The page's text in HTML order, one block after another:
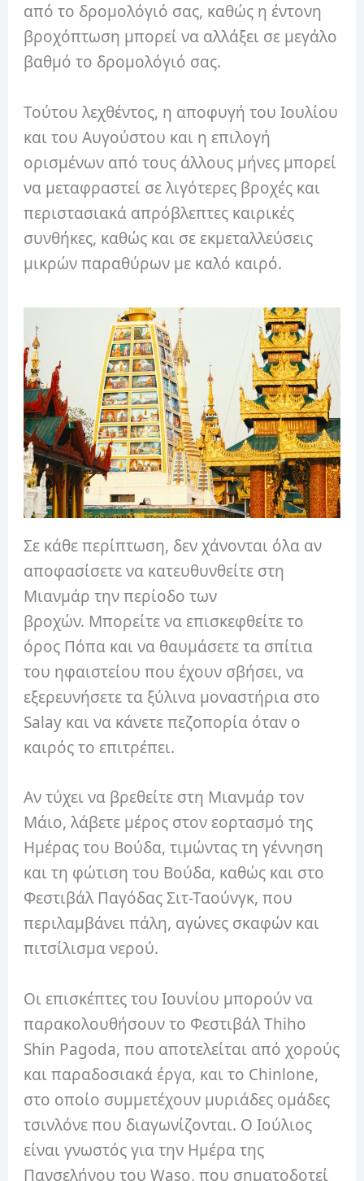
από το δρομολόγιό σας, καθώς η έντονη
βροχόπτωση μπορεί να αλλάξει σε μεγάλο
βαθμό το δρομολόγιό σας.
Τούτου λεχθέντος, η αποφυγή του Ιουλίου
και του Αυγούστου και η επιλογή
ορισμένων από τους άλλους μήνες μπορεί
να μεταφραστεί σε λιγότερες βροχές και
περιστασιακά απρόβλεπτες καιρικές
συνθήκες, καθώς και σε εκμεταλλεύσεις
μικρών παραθύρων με καλό καιρό.
Σε κάθε περίπτωση, δεν χάνονται όλα αν
αποφασίσετε να κατευθυνθείτε στη
Μιανμάρ την περίοδο των
βροχών. Μπορείτε να επισκεφθείτε το
όρος Πόπα και να θαυμάσετε τα σπίτια
του ηφαιστείου που έχουν σβήσει, να
εξερευνήσετε τα ξύλινα μοναστήρια στο
Salay και να κάνετε πεζοπορία όταν ο
καιρός το επιτρέπει.
Αν τύχει να βρεθείτε στη Μιανμάρ τον
Μάιο, λάβετε μέρος στον εορτασμό της
Ημέρας του Βούδα, τιμώντας τη γέννηση
και τη φώτιση του Βούδα, καθώς και στο
Φεστιβάλ Παγόδας Σιτ-Ταούνγκ, που
περιλαμβάνει πάλη, αγώνες σκαφών και
πιτσίλισμα νερού.
Οι επισκέπτες του Ιουνίου μπορούν να
παρακολουθήσουν το Φεστιβάλ Thiho
Shin Pagoda, που αποτελείται από χορούς
και παραδοσιακά έργα, και το Chinlone,
στο οποίο συμμετέχουν μυριάδες ομάδες
τσινλόνε που διαγωνίζονται. Ο Ιούλιος
είναι γνωστός για την Ημέρα της
Πανσελήνου του Waso, που σηματοδοτεί